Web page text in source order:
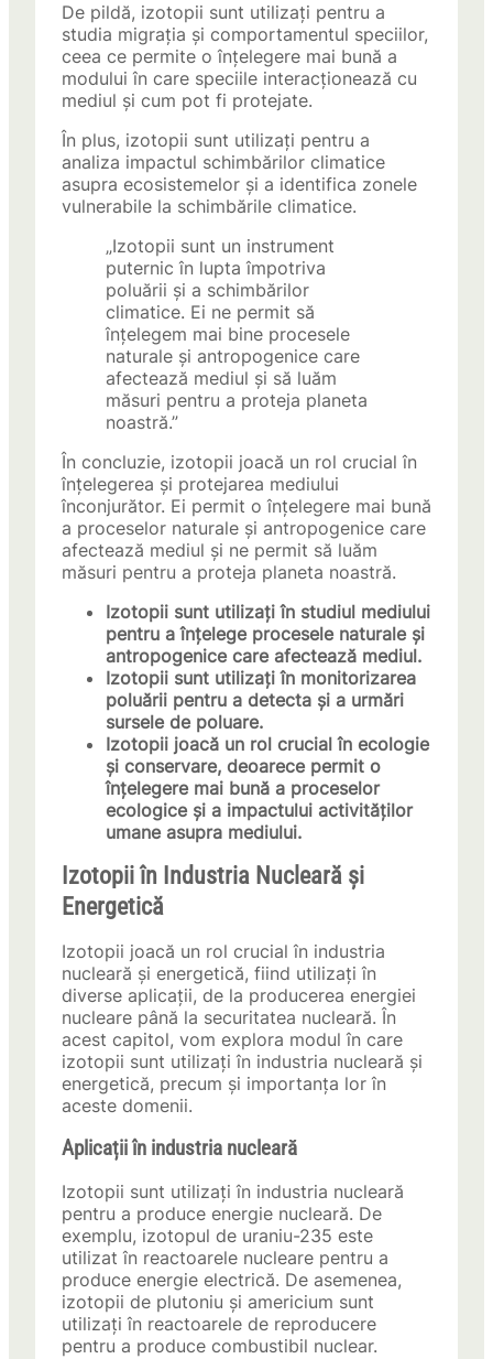
De pildă, izotopii sunt utilizați pentru a
studia migrația și comportamentul speciilor,
ceea ce permite o înțelegere mai bună a
modului în care speciile interacționează cu
mediul și cum pot fi protejate.
În plus, izotopii sunt utilizați pentru a
analiza impactul schimbărilor climatice
asupra ecosistemelor și a identifica zonele
vulnerabile la schimbările climatice.
„Izotopii sunt un instrument
puternic în lupta împotriva
poluării și a schimbărilor
climatice. Ei ne permit să
înțelegem mai bine procesele
naturale și antropogenice care
afectează mediul și să luăm
măsuri pentru a proteja planeta
noastră.”
În concluzie, izotopii joacă un rol crucial în
înțelegerea și protejarea mediului
înconjurător. Ei permit o înțelegere mai bună
a proceselor naturale și antropogenice care
afectează mediul și ne permit să luăm
măsuri pentru a proteja planeta noastră.
Izotopii sunt utilizați în studiul mediului
pentru a înțelege procesele naturale și
antropogenice care afectează mediul.
Izotopii sunt utilizați în monitorizarea
poluării pentru a detecta și a urmări
sursele de poluare.
Izotopii joacă un rol crucial în ecologie
și conservare, deoarece permit o
înțelegere mai bună a proceselor
ecologice și a impactului activităților
umane asupra mediului.
Izotopii în Industria Nucleară și
Energetică
Izotopii joacă un rol crucial în industria
nucleară și energetică, fiind utilizați în
diverse aplicații, de la producerea energiei
nucleare până la securitatea nucleară. În
acest capitol, vom explora modul în care
izotopii sunt utilizați în industria nucleară și
energetică, precum și importanța lor în
aceste domenii.
Aplicații în industria nucleară
Izotopii sunt utilizați în industria nucleară
pentru a produce energie nucleară. De
exemplu, izotopul de uraniu-235 este
utilizat în reactoarele nucleare pentru a
produce energie electrică. De asemenea,
izotopii de plutoniu și americium sunt
utilizați în reactoarele de reproducere
pentru a produce combustibil nuclear.